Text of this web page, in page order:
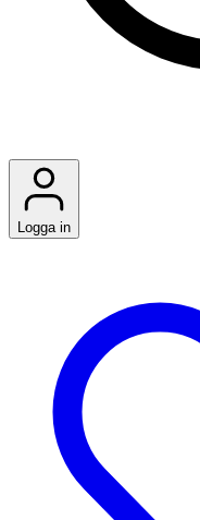
Logga in